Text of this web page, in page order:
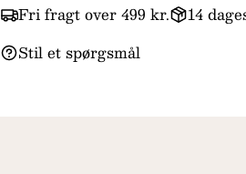
Fri fragt over 499 kr.
14
Stil et spørgsmål